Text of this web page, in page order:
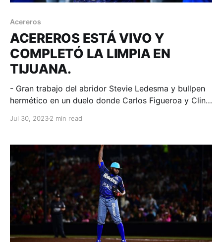
Acereros
ACEREROS ESTÁ VIVO Y
COMPLETÓ LA LIMPIA EN
TIJUANA.
- Gran trabajo del abridor Stevie Ledesma y bullpen
hermético en un duelo donde Carlos Figueroa y Clint
Baja California; 30 de julio de 2023. Acereros-
la frontera nos regalaron visitantes y locales, la cual
Jul 30, 20232 min read